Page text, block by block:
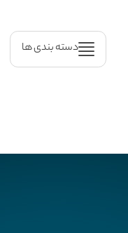
دسته بندی ها